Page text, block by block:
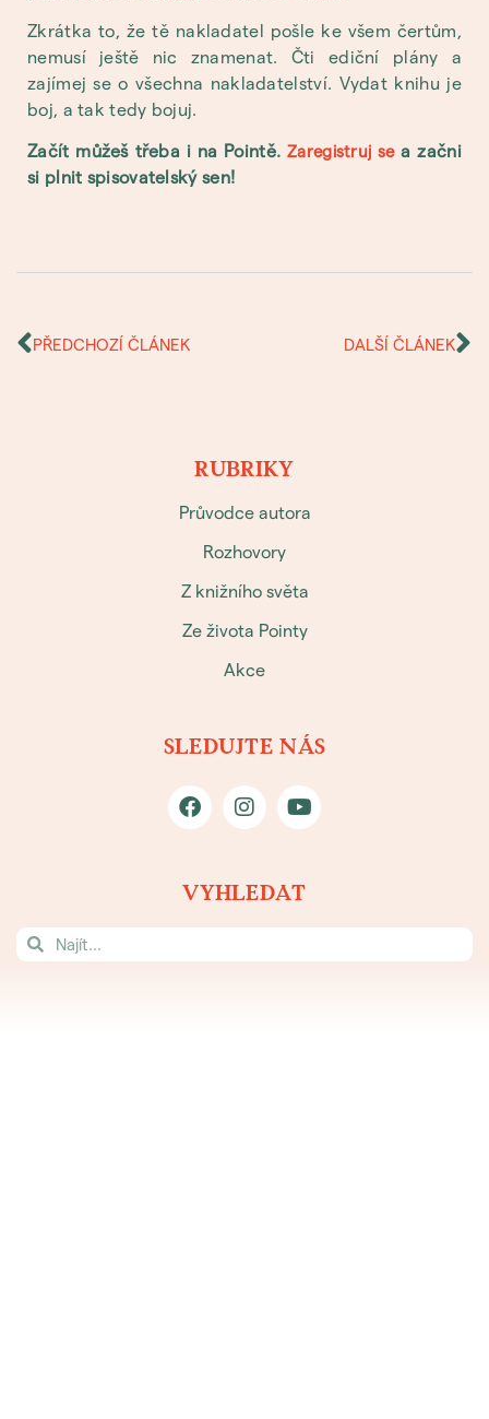
Zkrátka to, že tě nakladatel pošle ke všem čertům,
nemusí ještě nic znamenat. Čti ediční plány a
zajímej se o všechna nakladatelství. Vydat knihu je
boj, a tak tedy bojuj.
Začít můžeš třeba i na Pointě.Zaregistruj sea začni
si plnit spisovatelský sen!
PŘEDCHOZÍ ČLÁNEK DALŠÍ ČLÁNEK
RUBRIKY
Průvodce autora
Rozhovory
Z knižního světa
Ze života Pointy
Akce
SLEDUJTE NÁS
VYHLEDAT